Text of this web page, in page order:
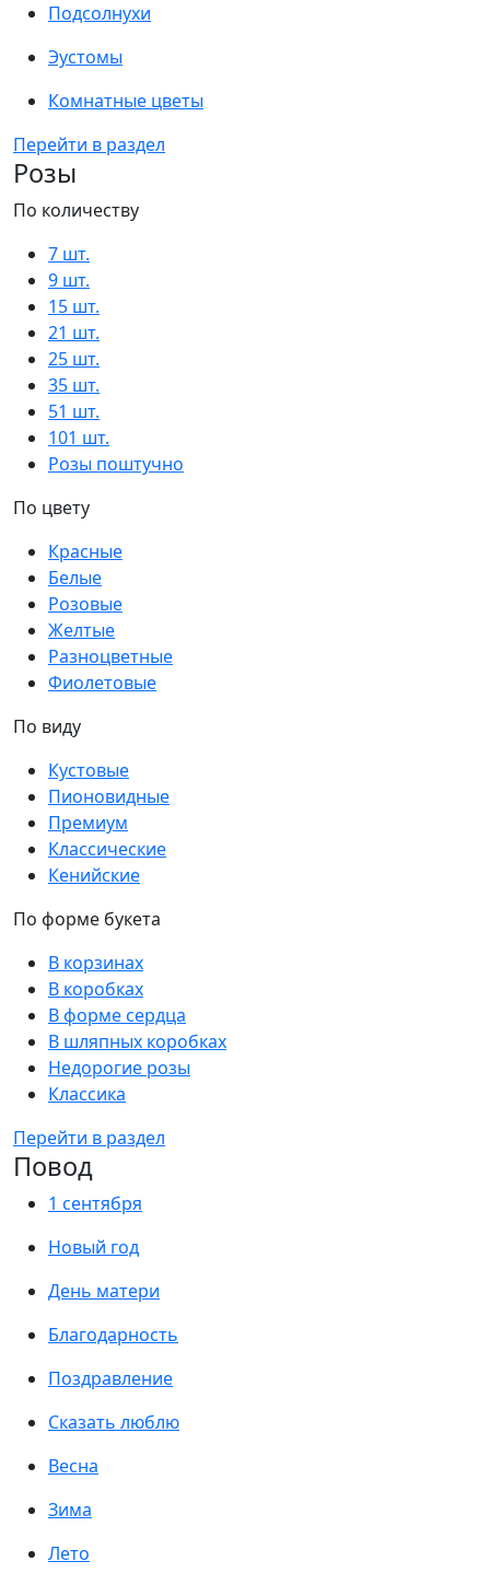
Подсолнухи
Эустомы
Комнатные цветы
Перейти в раздел
Розы
По количеству
7 шт.
9 шт.
15 шт.
21 шт.
25 шт.
35 шт.
51 шт.
101 шт.
Розы поштучно
По цвету
Красные
Белые
Розовые
Желтые
Разноцветные
Фиолетовые
По виду
Кустовые
Пионовидные
Премиум
Классические
Кенийские
По форме букета
В корзинах
В коробках
В форме сердца
В шляпных коробках
Недорогие розы
Классика
Перейти в раздел
Повод
1 сентября
Новый год
День матери
Благодарность
Поздравление
Сказать люблю
Весна
Зима
Лето